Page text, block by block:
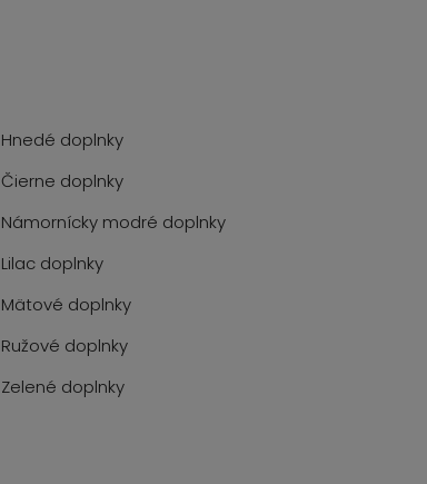
Hnedé doplnky
Čierne doplnky
Námornícky modré doplnky
Lilac doplnky
Mätové doplnky
Ružové doplnky
Zelené doplnky